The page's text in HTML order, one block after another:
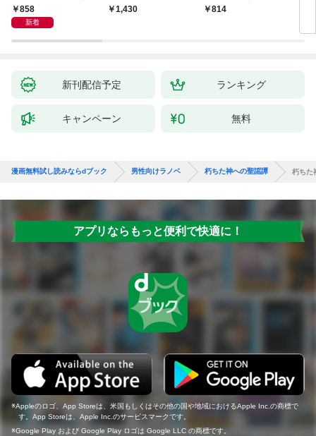
と全部シてほしい【電
子ＳＳ特典付き】
858
新着
外楽しい領地改革〜
1,430
通い妻になって関係を
814
新刊配信予定 ランキング
キャンペーン 無料
漫画無料試し読みならdブック 男性向けラノベ 朽ちた神への聖謡譚 朽ちた
アプリならもっと便利で快適に！
Appleのロゴ、App Storeは、米国もしくはその他の国や地域におけるApple Inc.の商標で
す。App Storeは、Apple Inc.のサービスマークです。
Google Play および Google Play ロゴは Google LLC の商標です。